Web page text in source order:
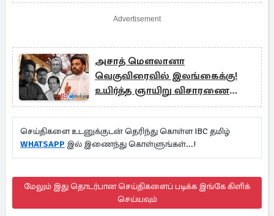
Advertisement
அசாத் மௌலானா
வெகுவிரைவில் இலங்கைக்கு!
உயிர்த்த ஞாயிறு விசாரணை
தீவிரம்
செய்திகளை உடனுக்குடன் தெரிந்து கொள்ள IBC தமிழ்
WHATSAPP இல் இணைந்து கொள்ளுங்கள்...!
மேலும் இது தொடர்பான செய்திகளைப் படிக்க இங்கே கிளிக்
செய்யவும்